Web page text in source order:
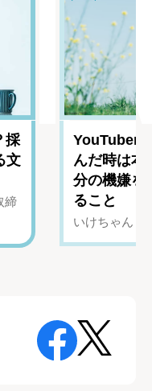
採
文
締
YouTuber
んだ時は
分の機嫌を
ること
いけちゃん（